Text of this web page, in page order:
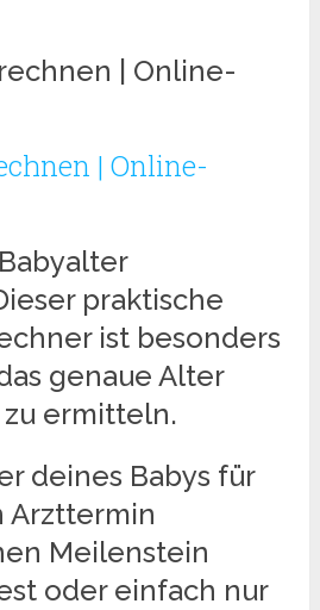
| Online-
| Online-
praktische
ist besonders
genaue Alter
zu ermitteln.
deines Babys für
Arzttermin
Meilenstein
oder einfach nur